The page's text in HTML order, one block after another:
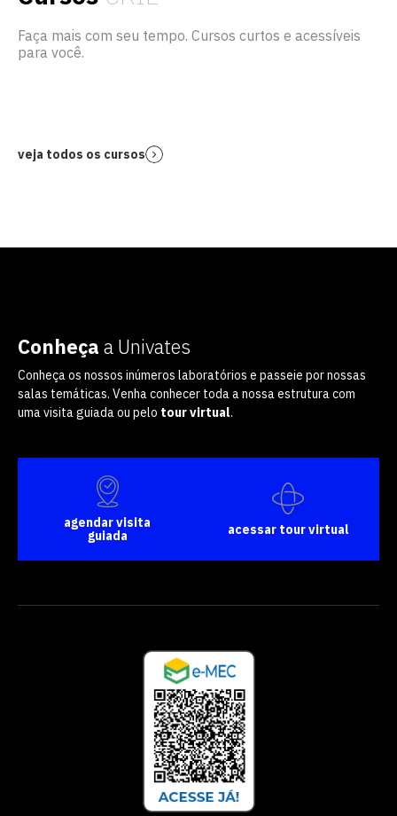
Faça mais com seu tempo. Cursos curtos e acessíveis
para você.
veja todos os cursos
Conheça a Univates
Conheça os nossos inúmeros laboratórios e passeie por nossas
salas temáticas. Venha conhecer toda a nossa estrutura com
uma visita guiada ou pelo tour virtual.
agendar visita
guiada
acessar tour virtual